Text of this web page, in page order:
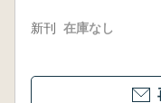
新刊 在庫なし